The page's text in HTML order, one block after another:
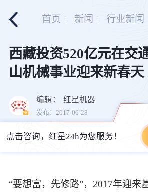
首页 新闻 行业新闻
西藏投资520亿元在交
山机械事业迎来新春天
编辑： 红星机器
发布：2017-06-28
点击咨询，红星24h为您服务！
“要想富，先修路”，2017年迎来